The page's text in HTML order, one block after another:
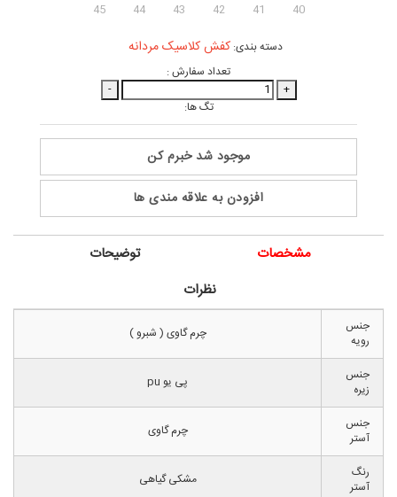
40
41
42
43
44
45
دسته بندی:کفش کلاسیک مردانه
تعداد سفارش :
+
-
تگ ها:
موجود شد خبرم کن
افزودن به علاقه مندی ها
مشخصات
توضیحات
نظرات
جنس
رویه
چرم گاوی ( شبرو )
جنس
زیره
پی یو pu
جنس
آستر
چرم گاوی
رنگ
آستر
مشکی گیاهی